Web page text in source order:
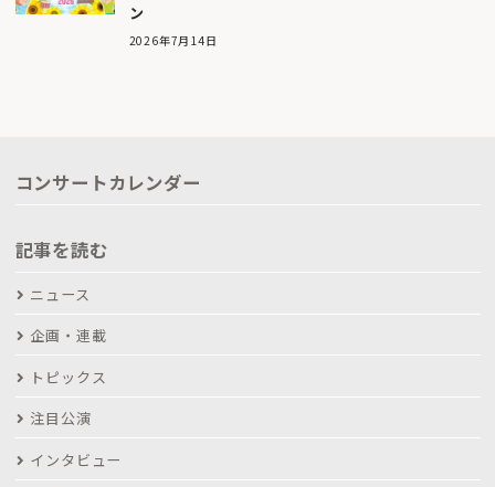
ン
2026年7月14日
コンサートカレンダー
記事を読む
ニュース
企画・連載
トピックス
注目公演
インタビュー